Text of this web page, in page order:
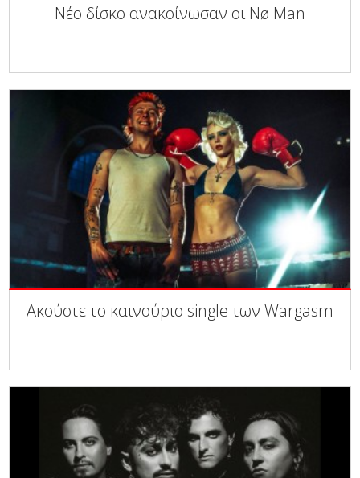
Νέο δίσκο ανακοίνωσαν οι Nø Man
Ακούστε το καινούριο single των Wargasm